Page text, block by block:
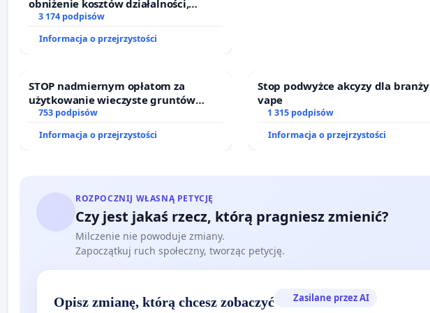
obniżenie kosztów działalności,
wprowadzenie odpowiedzialności
finansowej kluczowych urzędników i
sędziów
3 174 podpisów
Informacja o przejrzystości
STOP nadmiernym opłatom za
użytkowanie wieczyste gruntów
zajmowanych przez rodzinne ogrody
działkowe.
753 podpisów
Informacja o przejrzystości
Stop podwyżce akcyzy dla branży
vape
1 315 podpisów
Informacja o przejrzystości
ROZPOCZNIJ WŁASNĄ PETYCJĘ
Czy jest jakaś rzecz, którą pragniesz zmienić?
Milczenie nie powoduje zmiany.
Zapoczątkuj ruch społeczny, tworząc petycję.
Opisz zmianę, którą chcesz zobaczyć Zasilane przez AI